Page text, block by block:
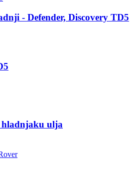
- Defender, Discovery TD5
hladnjaku ulja